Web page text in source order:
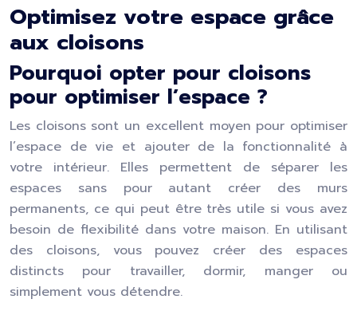
Optimisez votre espace grâce
aux cloisons
Pourquoi opter pour cloisons
pour optimiser l’espace ?
Les cloisons sont un excellent moyen pour optimiser
l’espace de vie et ajouter de la fonctionnalité à
votre intérieur. Elles permettent de séparer les
espaces sans pour autant créer des murs
permanents, ce qui peut être très utile si vous avez
besoin de flexibilité dans votre maison. En utilisant
des cloisons, vous pouvez créer des espaces
distincts pour travailler, dormir, manger ou
simplement vous détendre.